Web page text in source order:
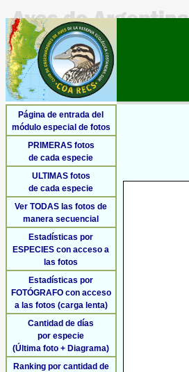
Página de entrada del
módulo especial de fotos
PRIMERAS fotos
de cada especie
ULTIMAS fotos
de cada especie
Ver TODAS las fotos de
manera secuencial
Estadísticas por
ESPECIES con acceso a
las fotos
Estadísticas por
FOTÓGRAFO con acceso
a las fotos (carga lenta)
Cantidad de días
por especie
(Última foto + Diagrama)
Ranking por cantidad de